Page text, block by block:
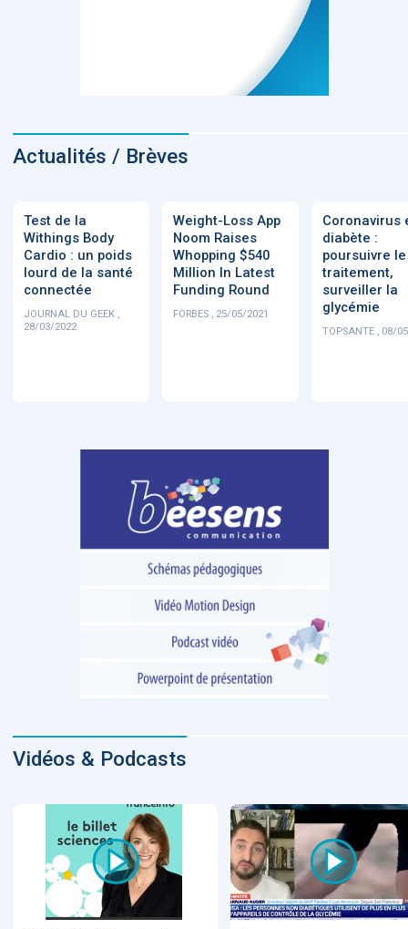
Actualités / Brèves
Test de la
Withings Body
Cardio : un poids
lourd de la santé
connectée
JOURNAL DU GEEK ,
28/03/2022
Weight-Loss App
Noom Raises
Whopping $540
Million In Latest
Funding Round
FORBES , 25/05/2021
Coronavirus
diabète :
poursuivre le
traitement,
surveiller la
glycémie
TOPSANTE , 08/
Vidéos & Podcasts